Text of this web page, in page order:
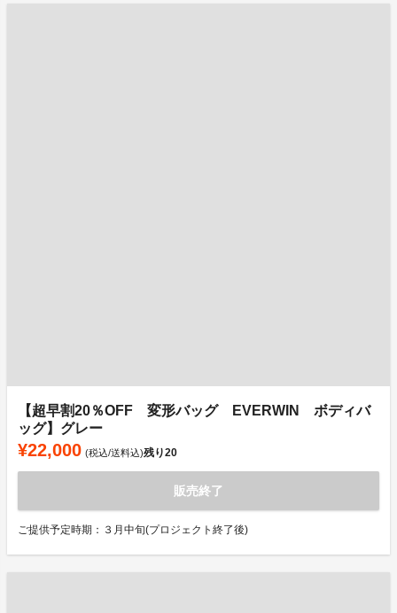
【超早割20％OFF 変形バッグ EVERWIN ボディバ
ッグ】グレー
¥22,000 (税込/送料込)残り20
販売終了
ご提供予定時期：３月中旬(プロジェクト終了後)